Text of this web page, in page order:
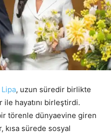
Lipa, uzun süredir birlikte
hayatını birleştirdi.
törenle dünyaevine giren
sürede sosyal